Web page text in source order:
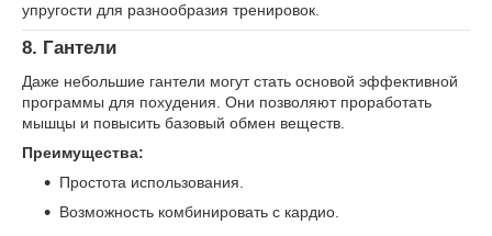
упругости для разнообразия тренировок.
8. Гантели
Даже небольшие гантели могут стать основой эффективной
программы для похудения. Они позволяют проработать
мышцы и повысить базовый обмен веществ.
Преимущества:
Простота использования.
Возможность комбинировать с кардио.